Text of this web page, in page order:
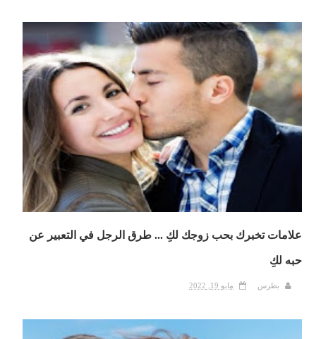
علامات تخبرك بحب زوجك لكِ ... طرق الرجل في التعبير عن
حبه لكِ
بطرس مايو 19, 2022